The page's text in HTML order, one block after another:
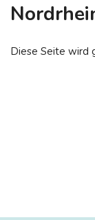
Diese Seite wird